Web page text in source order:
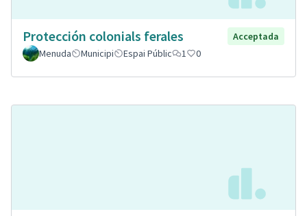
Protección colonials ferales
Acceptada
Menuda
Municipi Espai Públic 1 0